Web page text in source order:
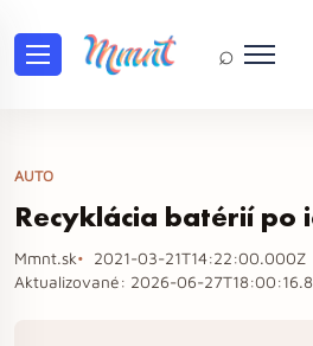
⌕
AUTO
Recyklácia batérií po
Mmnt.sk
2021-03-21T14:22:00.000Z
Aktualizované: 2026-06-